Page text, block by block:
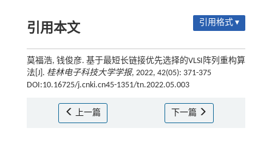
引用本文 引用格式 ▾
莫福浩, 钱俊彦. 基于最短长链接优先选择的VLSI阵列重构算
法[J]. 桂林电子科技大学学报, 2022, 42(05): 371-375
DOI:10.16725/j.cnki.cn45-1351/tn.2022.05.003
上一篇 下一篇